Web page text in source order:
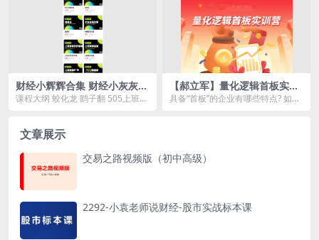
财经小辉辉合集 财经小灰灰
小辉辉战法合集-26.9 GB
课程大纲 蛟化龙 鹞子翻 505上班
【郝立军】量化逻辑首板实训
营
具备“首板”的企业有哪些特点? 如何
文章展示
交易之路视频版（初中高级）
2292-小袁老师说财经-股市实战标本课